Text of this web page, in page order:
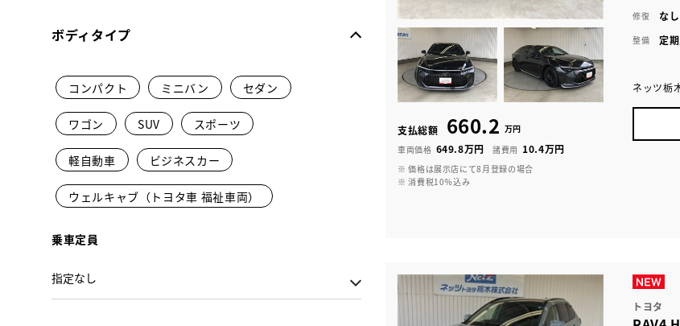
ボディタイプ
コンパクト ミニバン セダン
ワゴン SUV スポーツ
軽自動車 ビジネスカー
ウェルキャブ（トヨタ車 福祉車両）
乗車定員
支払総額 660.2 万円
車両価格 649.8万円 諸費用 10.4万円
※ 価格は展示店にて8月登録の場合
※ 消費税10％込み
修復 なし
整備 定
ネッツ栃
トヨタ